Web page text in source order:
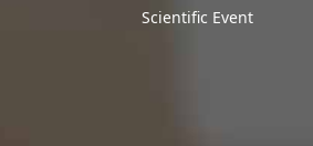
Scientific Event